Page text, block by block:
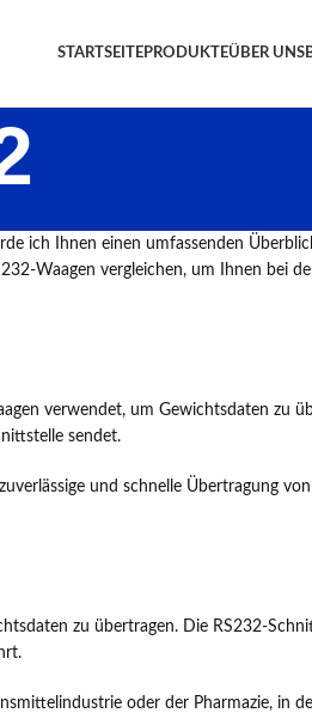
STARTSEITEPRODUKTEÜBER UNS
ich Ihnen einen umfassenden
Waagen vergleichen, um Ihnen bei
verwendet, um Gewichtsdaten zu
sendet.
und schnelle Übertragung
zu übertragen. Die RS232-
oder der Pharmazie, in